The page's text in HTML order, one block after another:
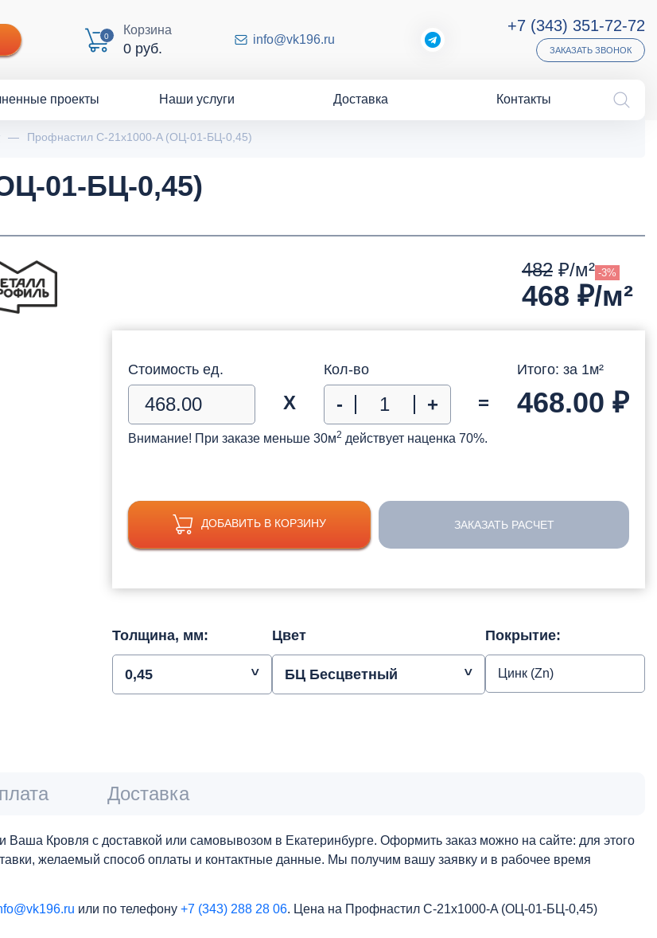
0 Корзина
0 руб.
info@vk196.ru
+7 (343) 351-72-72
ЗАКАЗАТЬ ЗВОНОК
проекты Наши услуги Доставка Контакты
— Профнастил С-21x1000-A (ОЦ-01-БЦ-0,45)
01-БЦ-0,45)
482 ₽/м² -3%
468 ₽/м²
Стоимость ед.
Х
Кол-во
- + =
Итого: за 1м²
468.00 ₽
Внимание! При заказе меньше 30м2 действует наценка 70%.
ДОБАВИТЬ В КОРЗИНУ ЗАКАЗАТЬ РАСЧЕТ
Толщина, мм:
0,45
Цвет
БЦ Бесцветный
Покрытие:
Цинк (Zn)
Доставка
Кровля с доставкой или самовывозом в Екатеринбурге. Оформить заказ можно на сайте: для этого
желаемый способ оплаты и контактные данные. Мы получим вашу заявку и в рабочее время
или по телефону +7 (343) 288 28 06. Цена на Профнастил С-21x1000-A (ОЦ-01-БЦ-0,45)